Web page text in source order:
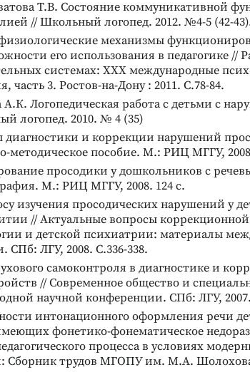
Т.В. Состояние коммуникативной
// Школьный логопед. 2012. №4-5 (42-
механизмы
его использования в педагогике //
системах: ХХХ международные
часть 3. Ростов-на-Дону : 2011. С.78-84.
Логопедическая работа с детьми с
логопед. 2010. № 4 (35)
и коррекции нарушений
методическое пособие. М.: РИЦ МГГУ,
просодики у дошкольников с
М.: РИЦ МГГУ, 2008. 124 с.
изучения просодических нарушений у
// Актуальные вопросы коррекционной
и детской психиатрии: материалы
СПб: ЛГУ, 2008. С.336-338.
самоконтроля в диагностике и
// Современное общество и
научной конференции. СПб: ЛГУ,
интонационного оформления речи
фонетико-фонематическое
процесса в условиях
Сборник трудов МГОПУ им. М.А.